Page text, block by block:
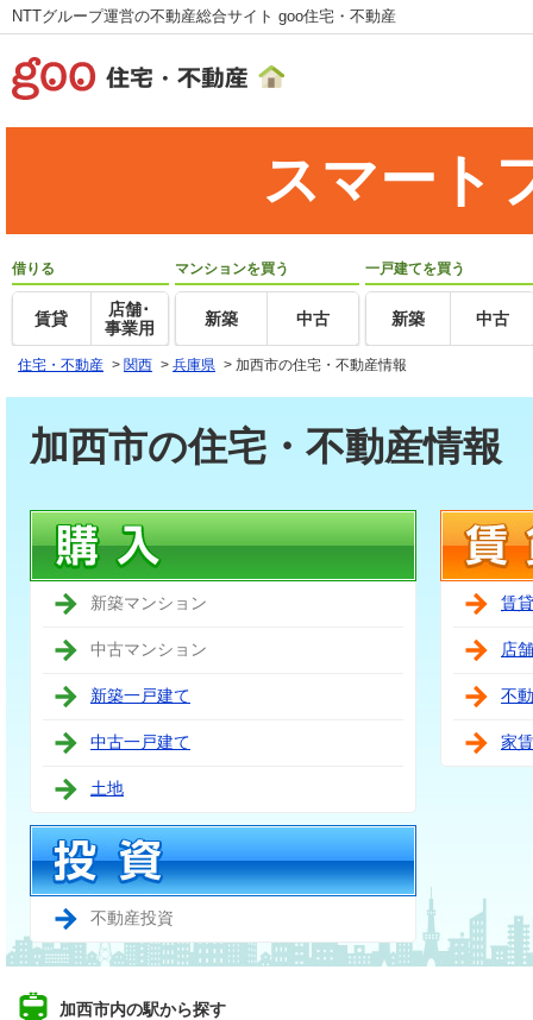
NTTグループ運営の不動産総合サイト goo住宅・不動産
スマート
借りる
賃貸
店舗･
事業用
マンションを買う
新築 中古
一戸建てを買う
新築 中古
住宅・不動産 > 関西 > 兵庫県 > 加西市の住宅・不動産情報
加西市の住宅・不動産情報
新築マンション
中古マンション
新築一戸建て
中古一戸建て
土地
不動産投資
賃
店
不
家
加西市内の駅から探す